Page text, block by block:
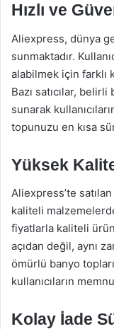
Hızlı ve
Aliexpress, dünya
sunmaktadır.
alabilmek için
Bazı satıcılar,
sunarak
topunuzu en kısa
Yüksek
Aliexpress’te
kaliteli
fiyatlarla kaliteli
açıdan değil, aynı
ömürlü banyo
kullanıcıların
Kolay İade